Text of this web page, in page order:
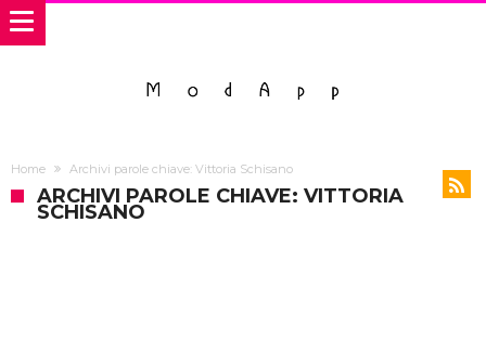
Home Archivi parole chiave: Vittoria Schisano
ARCHIVI PAROLE CHIAVE: VITTORIA
SCHISANO